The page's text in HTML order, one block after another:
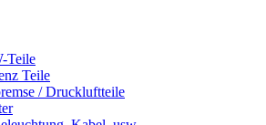
Teile
Teile
/ Druckluftteile